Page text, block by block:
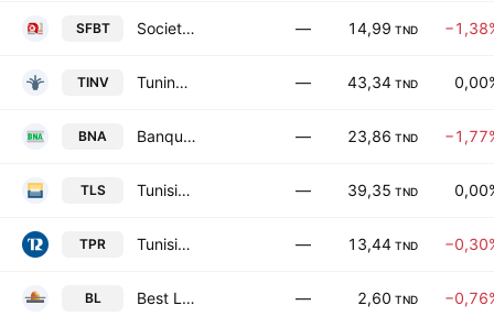
SFBT Societe de Fabrication des Boissons de Tunisie SA — 14,99 TND
TINV Tuninvest SICAR SA — 43,34 TND
BNA Banque Nationale Agricole — 23,86 TND
TLS Tunisie Leasing & Factoring SA — 39,35 TND
TPR Tunisie Profiles Aluminium — 13,44 TND
BL Best Lease — 2,60 TND